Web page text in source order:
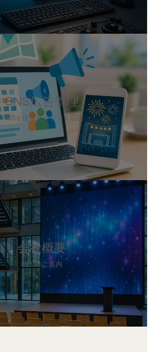
SNS広告管理
WEBを使ったイベント広告
会社概要
HLCのご案内